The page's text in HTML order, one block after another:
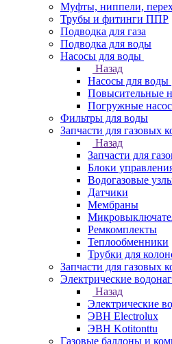
Муфты, ниппели,
Трубы и фитинги ППР
Подводка для газа
Подводка для воды
Насосы для воды
Назад
Насосы для воды
Повысительные
Погружные
Фильтры для воды
Запчасти для газовых
Назад
Запчасти для
Блоки
Водогазовые
Датчики
Мембраны
Ремкомплекты
Теплообменники
Трубки для
Запчасти для газовых
Электрические
Назад
Электрические
ЭВН Electrolux
ЭВН Kotitonttu
Газовые баллоны и